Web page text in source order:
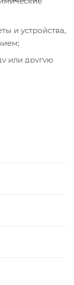
и устройства,
или другую